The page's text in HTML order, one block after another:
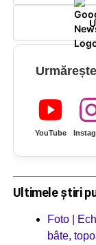
YouTube
Ultimele știri
Foto |
bâte,